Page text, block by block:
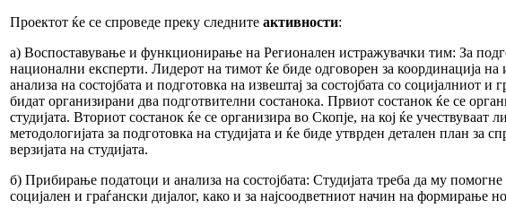
Проектот ќе се спроведе преку следните активности:
а) Воспоставување и функционирање на Регионален истражувачки тим: За
национални експерти. Лидерот на тимот ќе биде одговорен за координација
анализа на состојбата и подготовка на извештај за состојбата со социјалниот
бидат организирани два подготвителни состанока. Првиот состанок ќе се
студијата. Вториот состанок ќе се организира во Скопје, на кој ќе
методологијата за подготовка на студијата и ќе биде утврден детален план
верзијата на студијата.
б) Прибирање податоци и анализа на состојбата: Студијата треба да му
социјален и граѓански дијалог, како и за најсоодветниот начин на формирање